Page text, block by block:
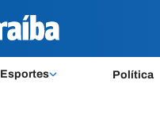
Esportes Política